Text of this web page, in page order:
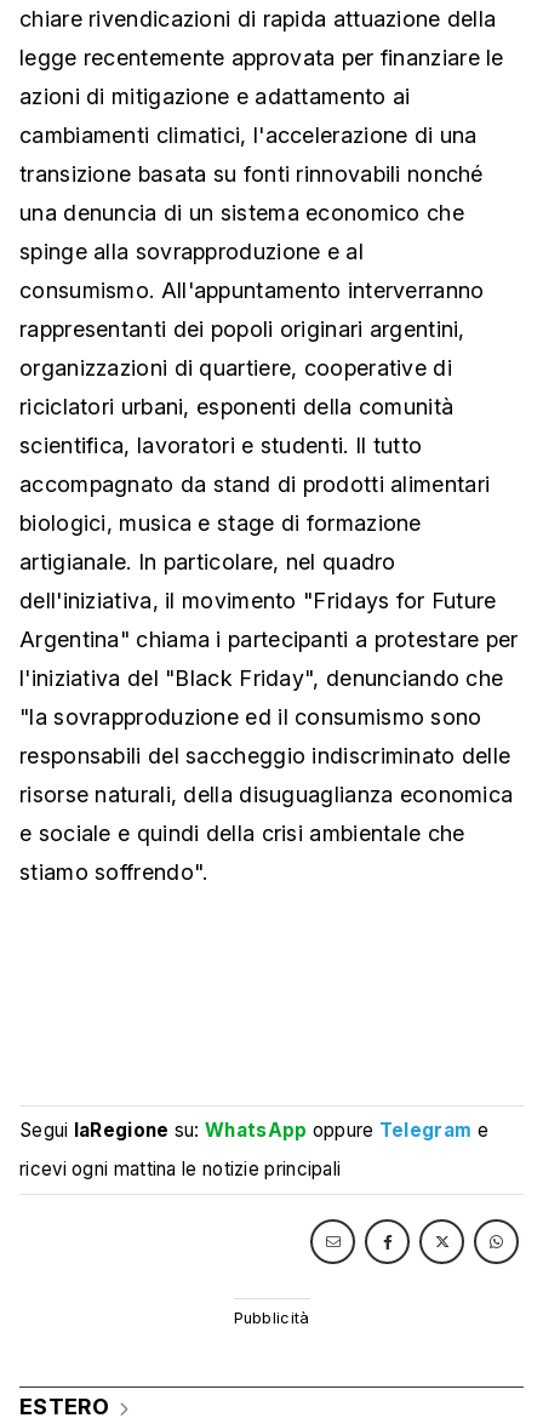
chiare rivendicazioni di rapida attuazione della
legge recentemente approvata per finanziare le
azioni di mitigazione e adattamento ai
cambiamenti climatici, l'accelerazione di una
transizione basata su fonti rinnovabili nonché
una denuncia di un sistema economico che
spinge alla sovrapproduzione e al
consumismo. All'appuntamento interverranno
rappresentanti dei popoli originari argentini,
organizzazioni di quartiere, cooperative di
riciclatori urbani, esponenti della comunità
scientifica, lavoratori e studenti. Il tutto
accompagnato da stand di prodotti alimentari
biologici, musica e stage di formazione
artigianale. In particolare, nel quadro
dell'iniziativa, il movimento "Fridays for Future
Argentina" chiama i partecipanti a protestare per
l'iniziativa del "Black Friday", denunciando che
"la sovrapproduzione ed il consumismo sono
responsabili del saccheggio indiscriminato delle
risorse naturali, della disuguaglianza economica
e sociale e quindi della crisi ambientale che
stiamo soffrendo".
Segui laRegione su:WhatsApp oppure Telegram e
ricevi ogni mattina le notizie principali
ESTERO